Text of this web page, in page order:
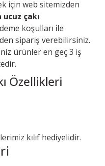
için web sitemizden
ucuz çakı
koşulları ile
sipariş verebilirsiniz.
ürünler en geç 3 iş
Özellikleri
kılıf hediyelidir.